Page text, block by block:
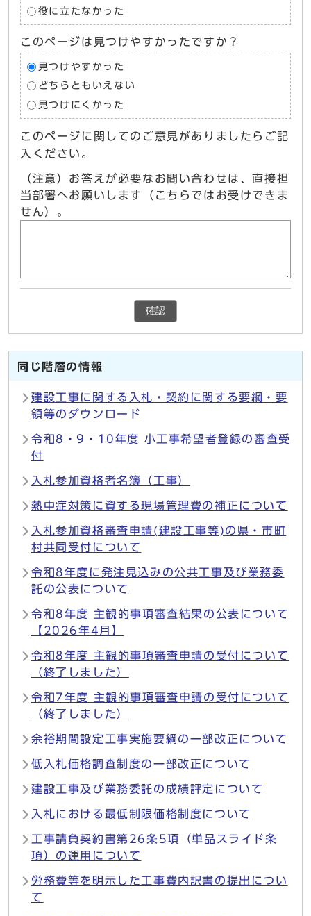
役に立たなかった
このページは見つけやすかったですか？
見つけやすかった
どちらともいえない
見つけにくかった
このページに関してのご意見がありましたらご記
入ください。
（注意）お答えが必要なお問い合わせは、直接担
当部署へお願いします（こちらではお受けできま
せん）。
確認
同じ階層の情報
建設工事に関する入札・契約に関する要綱・要
領等のダウンロード
令和8・9・10年度 小工事希望者登録の審査受
付
入札参加資格者名簿（工事）
熱中症対策に資する現場管理費の補正について
入札参加資格審査申請(建設工事等)の県・市町
村共同受付について
令和8年度に発注見込みの公共工事及び業務委
託の公表について
令和8年度 主観的事項審査結果の公表について
【2026年4月】
令和8年度 主観的事項審査申請の受付について
（終了しました）
令和7年度 主観的事項審査申請の受付について
（終了しました）
余裕期間設定工事実施要綱の一部改正について
低入札価格調査制度の一部改正について
建設工事及び業務委託の成績評定について
入札における最低制限価格制度について
工事請負契約書第26条5項（単品スライド条
項）の運用について
労務費等を明示した工事費内訳書の提出につい
て